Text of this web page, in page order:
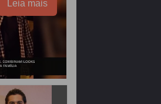
Leia mais